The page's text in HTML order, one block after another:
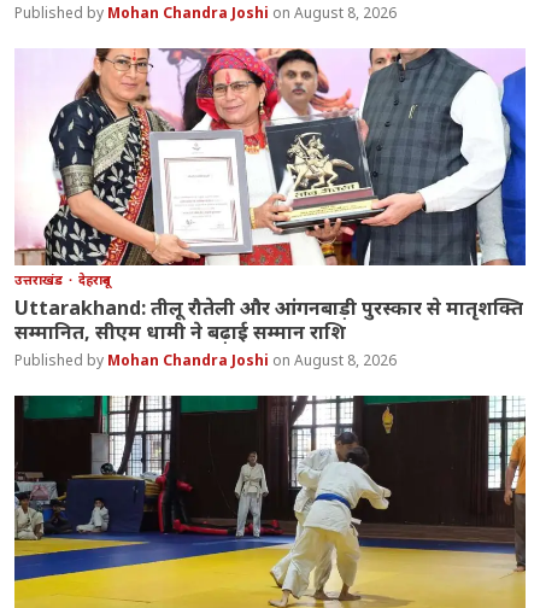
Mohan Chandra Joshi August 8, 2026
उत्तराखंड देहरादून
Uttarakhand: तीलू रौतेली और आंगनबाड़ी पुरस्कार से मातृशक्ति
सम्मानित, सीएम धामी ने बढ़ाई सम्मान राशि
Mohan Chandra Joshi August 8, 2026